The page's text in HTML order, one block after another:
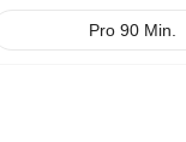
Pro 90 Min.